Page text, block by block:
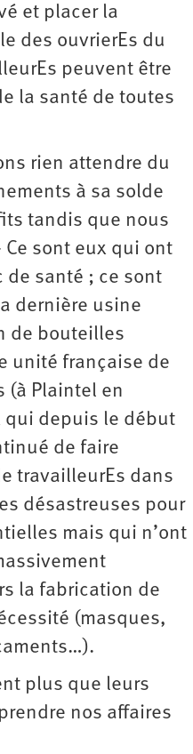
et placer la
des ouvrierEs du
peuvent être
la santé de toutes
rien attendre du
à sa solde
tandis que nous
Ce sont eux qui ont
santé ; ce sont
dernière usine
de bouteilles
unité française de
(à Plaintel en
qui depuis le début
de faire
travailleurEs dans
désastreuses pour
mais qui n’ont
la fabrication de
(masques,
plus que leurs
nos affaires